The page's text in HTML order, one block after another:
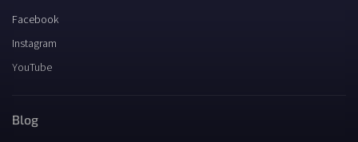
Facebook
Instagram
YouTube
Blog